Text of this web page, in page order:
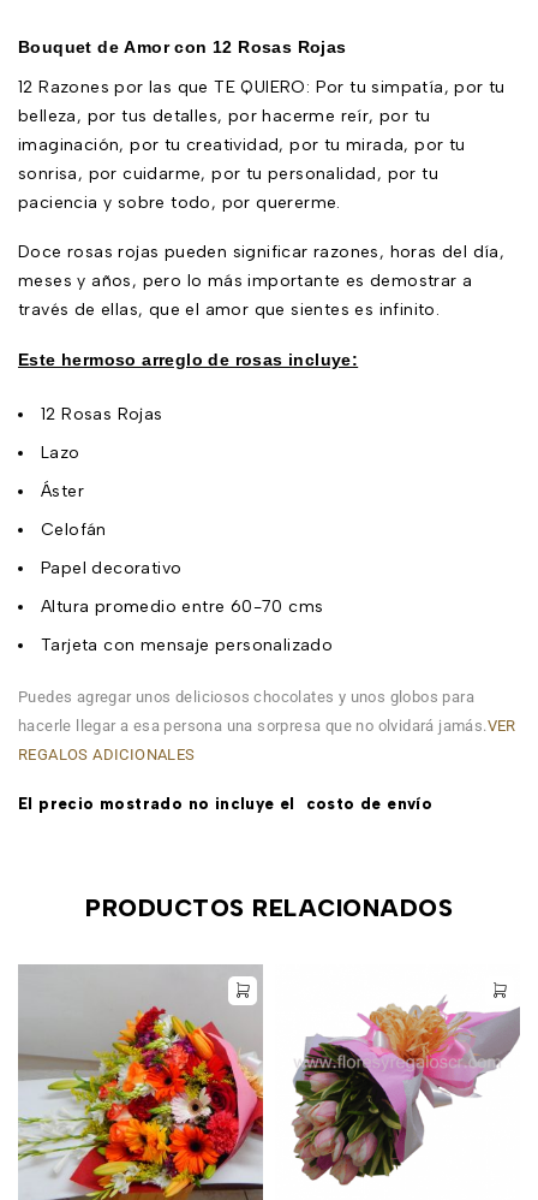
Bouquet de Amor con 12 Rosas Rojas
12 Razones por las que TE QUIERO: Por tu simpatía, por tu
belleza, por tus detalles, por hacerme reír, por tu
imaginación, por tu creatividad, por tu mirada, por tu
sonrisa, por cuidarme, por tu personalidad, por tu
paciencia y sobre todo, por quererme.
Doce rosas rojas pueden significar razones, horas del día,
meses y años, pero lo más importante es demostrar a
través de ellas, que el amor que sientes es infinito.
Este hermoso arreglo de rosas incluye:
12 Rosas Rojas
Lazo
Áster
Celofán
Papel decorativo
Altura promedio entre 60-70 cms
Tarjeta con mensaje personalizado
Puedes agregar unos deliciosos chocolates y unos globos para
hacerle llegar a esa persona una sorpresa que no olvidará jamás.VER
REGALOS ADICIONALES
El precio mostrado no incluye el costo de envío
PRODUCTOS RELACIONADOS